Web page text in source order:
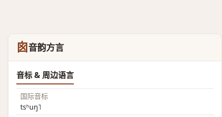
囪 音韵方言
音标 & 周边语言
国际音标
tsʰuŋ˥